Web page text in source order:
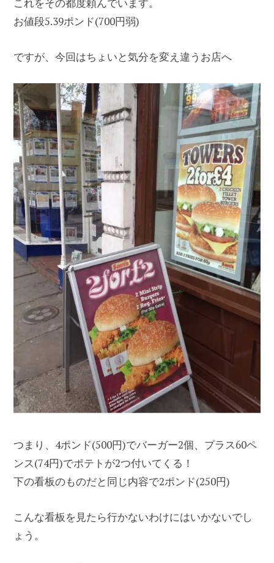
お値段5.39ポンド(700円弱)
ですが、今回はちょいと気分を変え違うお店へ
つまり、4ポンド(500円)でバーガー2個、プラス60ペ
ンス(74円)でポテトが2つ付いてくる！
下の看板のものだと同じ内容で2ポンド(250円)
こんな看板を見たら行かないわけにはいかないでし
ょう。